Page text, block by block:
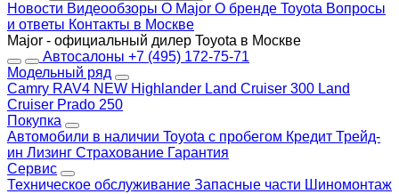
Новости Видеообзоры О Major О бренде Toyota Вопросы
и ответы Контакты в Москве
Major - официальный дилер Toyota в Москве
Автосалоны +7 (495) 172-75-71
Модельный ряд
Camry RAV4 NEW Highlander Land Cruiser 300 Land
Cruiser Prado 250
Покупка
Автомобили в наличии Toyota с пробегом Кредит Трейд-
ин Лизинг Страхование Гарантия
Сервис
Техническое обслуживание Запасные части Шиномонтаж